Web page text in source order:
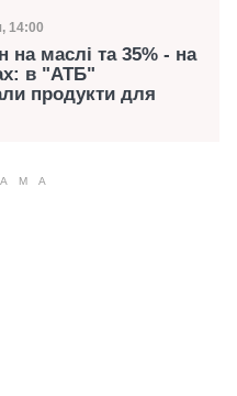
14:00
на маслі та 35% - на
в "АТБ"
продукти для